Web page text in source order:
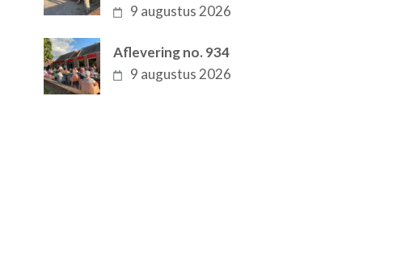
9 augustus 2026
Aflevering no. 934
9 augustus 2026